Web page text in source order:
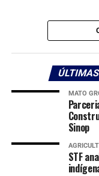
registrados em
cabeças, Pará,
20,03 mil, e Bahia,
ocorreram em
e Mato Grosso do
O levantamento
como o principal
por 17,5% de todo
Na sequência
11,6%, Goiás, com
ÚLTIMAS
MATO
Sinop
STF